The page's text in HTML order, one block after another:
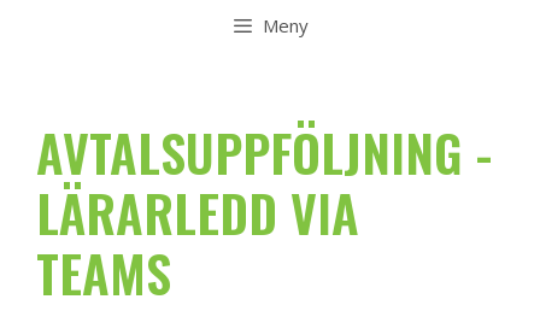
Meny
AVTALSUPPFÖLJNING -
LÄRARLEDD VIA
TEAMS